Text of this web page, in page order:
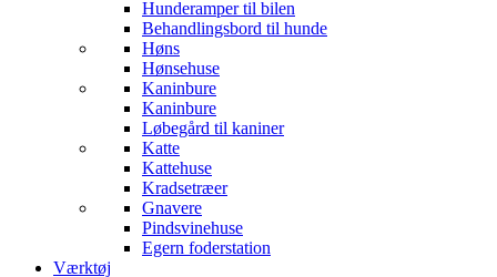
Hunderamper til bilen
Behandlingsbord til hunde
Høns
Hønsehuse
Kaninbure
Kaninbure
Løbegård til kaniner
Katte
Kattehuse
Kradsetræer
Gnavere
Pindsvinehuse
Egern foderstation
Værktøj